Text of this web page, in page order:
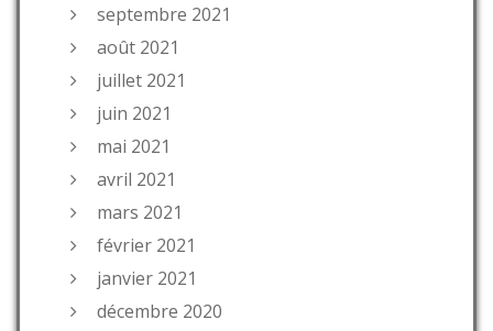
septembre 2021
août 2021
juillet 2021
juin 2021
mai 2021
avril 2021
mars 2021
février 2021
janvier 2021
décembre 2020